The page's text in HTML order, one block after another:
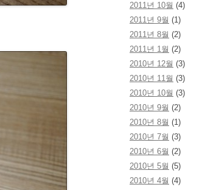
2011년 10월 (4)
2011년 9월 (1)
2011년 8월 (2)
2011년 1월 (2)
2010년 12월 (3)
2010년 11월 (3)
2010년 10월 (3)
2010년 9월 (2)
2010년 8월 (1)
2010년 7월 (3)
2010년 6월 (2)
2010년 5월 (5)
2010년 4월 (4)